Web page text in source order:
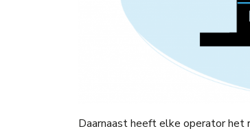
Daarnaast heeft elke operator het